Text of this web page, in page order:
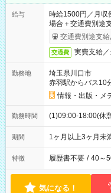
給与
時給1500円／月収
場合＋交通費別途
交通費別途支給
交通費 実費支給／
勤務地
埼玉県川口市
赤羽駅からバス10
情報・出版・メ
勤務時間 (1)09:00-18:00(休
期間 1ヶ月以上3ヶ月未
特徴 履歴書不要 / 40～
気になる！